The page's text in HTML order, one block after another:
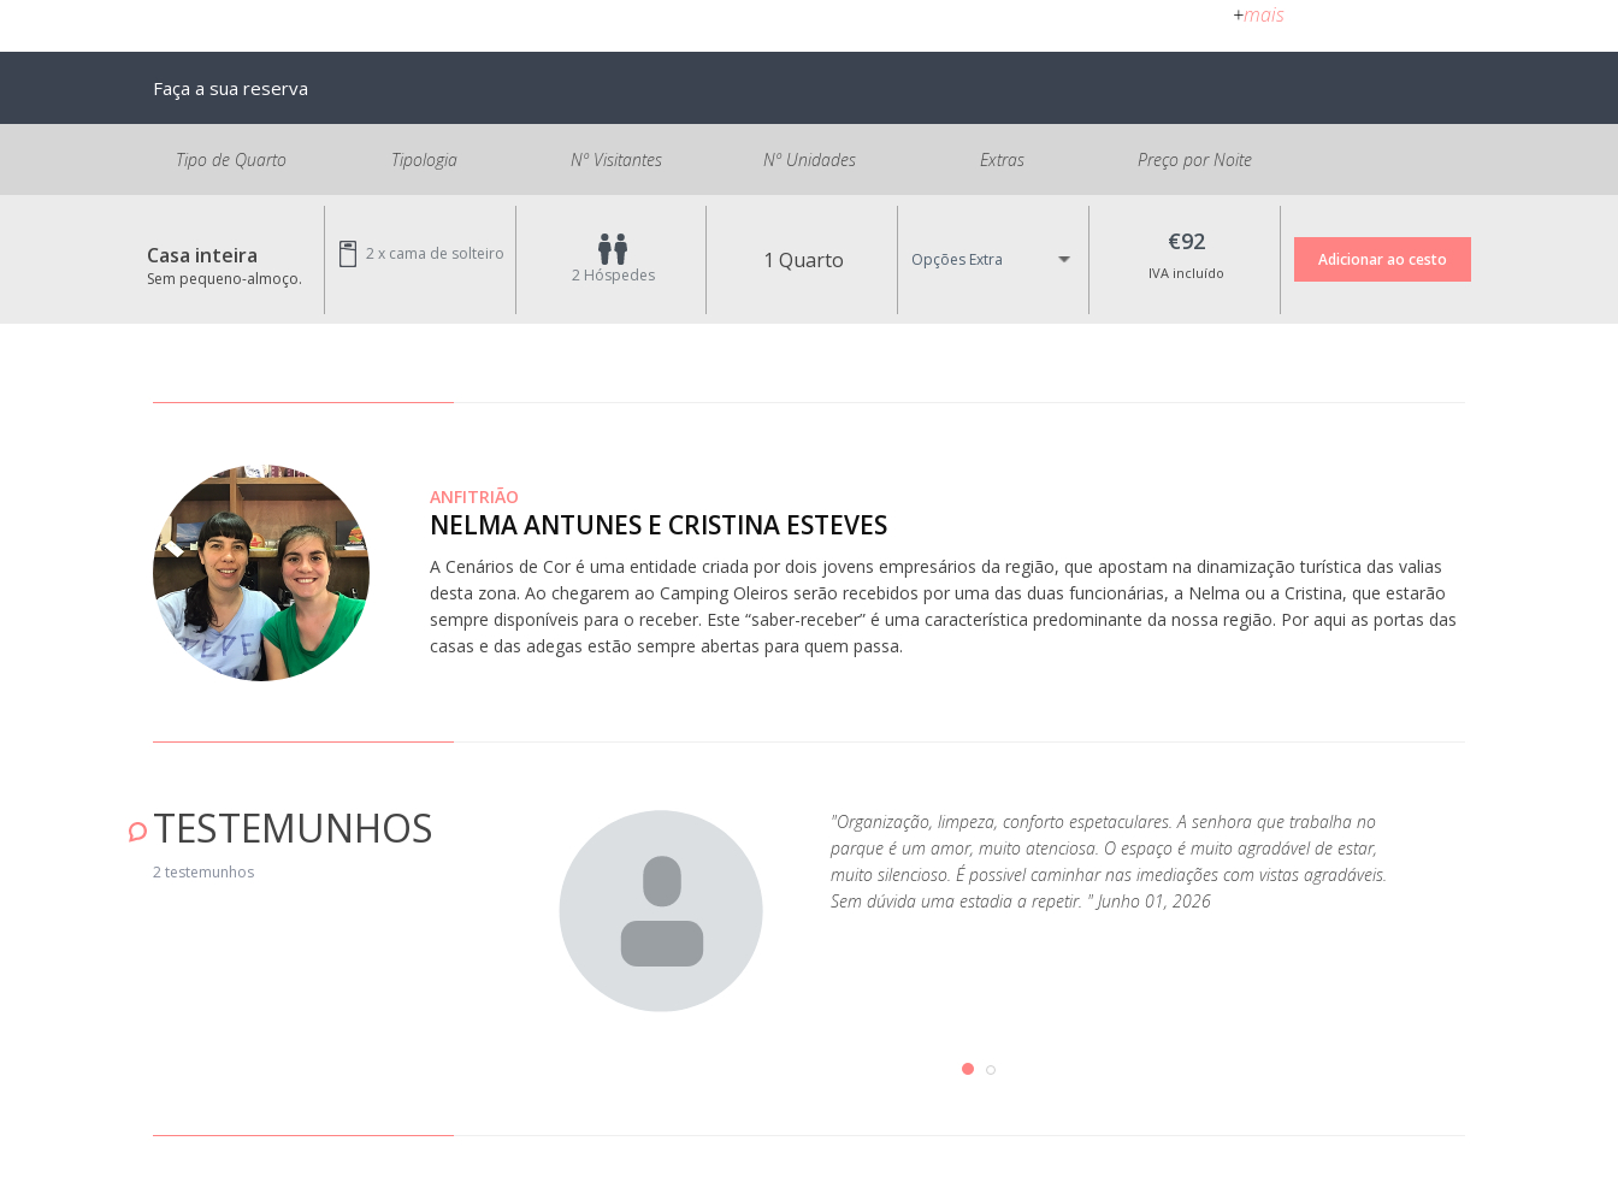
Animais de companhia permitidos.
Pernoita obrigatória no abrigo para
Política de Cancelamento:
Até 5 dias antes da data de check-in:
utilização num período de até 6 meses;
Menos de 5 dias da data de check-in:
sem devolução ou alteração das datas
da reserva.
+mais
Faça a sua reserva
Tipo de Quarto Tipologia Nº Visitantes Nº Unidades Extras Preço por Noite
Casa inteira
Sem pequeno-almoço.
2 x cama de solteiro
2 Hóspedes
1 Quarto Opções Extra
€92
IVA incluído
ANFITRIÃO
NELMA ANTUNES E CRISTINA ESTEVES
A Cenários de Cor é uma entidade criada por dois jovens empresários da região, que apostam na dinamização turística das valias
desta zona. Ao chegarem ao Camping Oleiros serão recebidos por uma das duas funcionárias, a Nelma ou a Cristina, que estarão
sempre disponíveis para o receber. Este “saber-receber” é uma característica predominante da nossa região. Por aqui as portas das
casas e das adegas estão sempre abertas para quem passa.
TESTEMUNHOS
2 testemunhos
excelente! 5 estrelas!" Abril 15, 2019
"Organização, limpeza, conforto espetaculares. A senhora que trabalha no
parque é um amor, muito atenciosa. O espaço é muito agradável de estar,
muito silencioso. É possivel caminhar nas imediações com vistas agradáveis.
Sem dúvida uma estadia a repetir. " Junho 01, 2026